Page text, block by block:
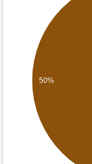
50%